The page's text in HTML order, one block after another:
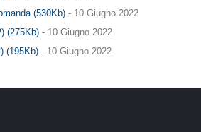
(530Kb) - 10 Giugno 2022
(275Kb) - 10 Giugno 2022
(195Kb) - 10 Giugno 2022